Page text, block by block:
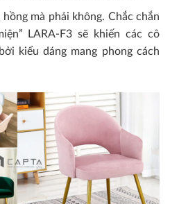
mà phải không. Chắc chắn
LARA-F3 sẽ khiến các cô
kiểu dáng mang phong cách